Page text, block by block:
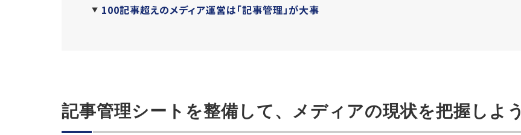
100記事超えのメディア運営は「記事管理」が大事
記事管理シートを整備して、メディアの現状を把握しよう